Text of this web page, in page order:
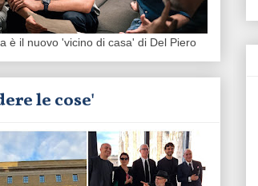
è il nuovo 'vicino di casa' di Del Piero
le cose'